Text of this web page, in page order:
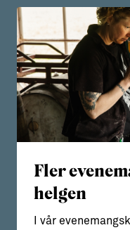
Fler
helgen
I vår